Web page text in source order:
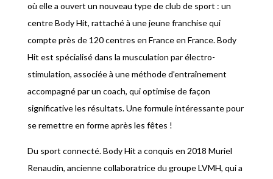
où elle a ouvert un nouveau type de club de sport : un
centre Body Hit, rattaché à une jeune franchise qui
compte près de 120 centres en France en France. Body
Hit est spécialisé dans la musculation par électro-
stimulation, associée à une méthode d’entraînement
accompagné par un coach, qui optimise de façon
significative les résultats. Une formule intéressante pour
se remettre en forme après les fêtes !
Du sport connecté. Body Hit a conquis en 2018 Muriel
Renaudin, ancienne collaboratrice du groupe LVMH, qui a